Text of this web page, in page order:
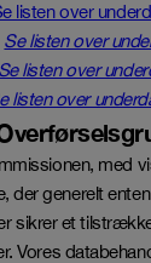
listen over
Se listen over
Se listen over
listen over
med
der generelt
sikrer et
Vores